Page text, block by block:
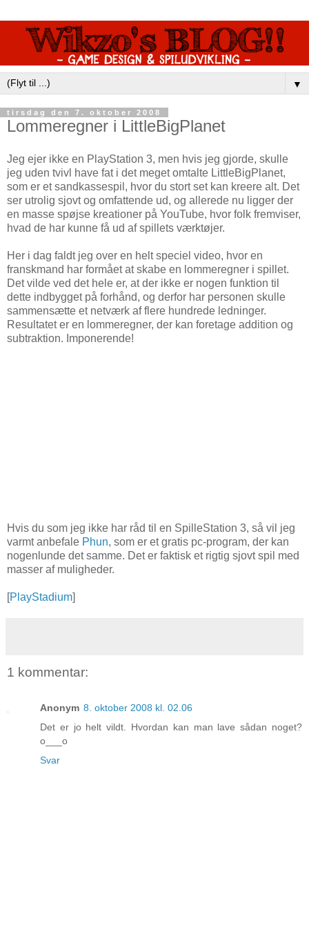
▼
tirsdag den 7. oktober 2008
Lommeregner i LittleBigPlanet
Jeg ejer ikke en PlayStation 3, men hvis jeg gjorde, skulle
jeg uden tvivl have fat i det meget omtalte LittleBigPlanet,
som er et sandkassespil, hvor du stort set kan kreere alt. Det
ser utrolig sjovt og omfattende ud, og allerede nu ligger der
en masse spøjse kreationer på YouTube, hvor folk fremviser,
hvad de har kunne få ud af spillets værktøjer.
Her i dag faldt jeg over en helt speciel video, hvor en
franskmand har formået at skabe en lommeregner i spillet.
Det vilde ved det hele er, at der ikke er nogen funktion til
dette indbygget på forhånd, og derfor har personen skulle
sammensætte et netværk af flere hundrede ledninger.
Resultatet er en lommeregner, der kan foretage addition og
subtraktion. Imponerende!
Hvis du som jeg ikke har råd til en SpilleStation 3, så vil jeg
varmt anbefale Phun, som er et gratis pc-program, der kan
nogenlunde det samme. Det er faktisk et rigtig sjovt spil med
masser af muligheder.
[PlayStadium]
1 kommentar:
Anonym 8. oktober 2008 kl. 02.06
Det er jo helt vildt. Hvordan kan man lave sådan noget?
o___o
Svar